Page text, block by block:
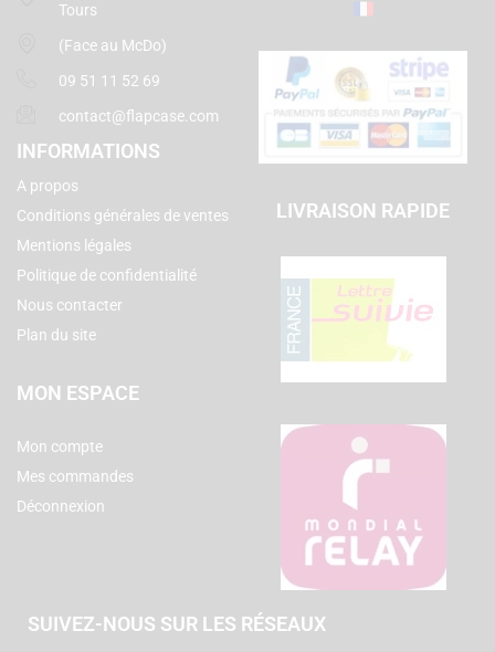
Tours
(Face au McDo)
09 51 11 52 69
contact@flapcase.com
INFORMATIONS
A propos
Conditions générales de ventes
Mentions légales
Politique de confidentialité
Nous contacter
Plan du site
MON ESPACE
Mon compte
Mes commandes
Déconnexion
LIVRAISON RAPIDE
SUIVEZ-NOUS SUR LES RÉSEAUX